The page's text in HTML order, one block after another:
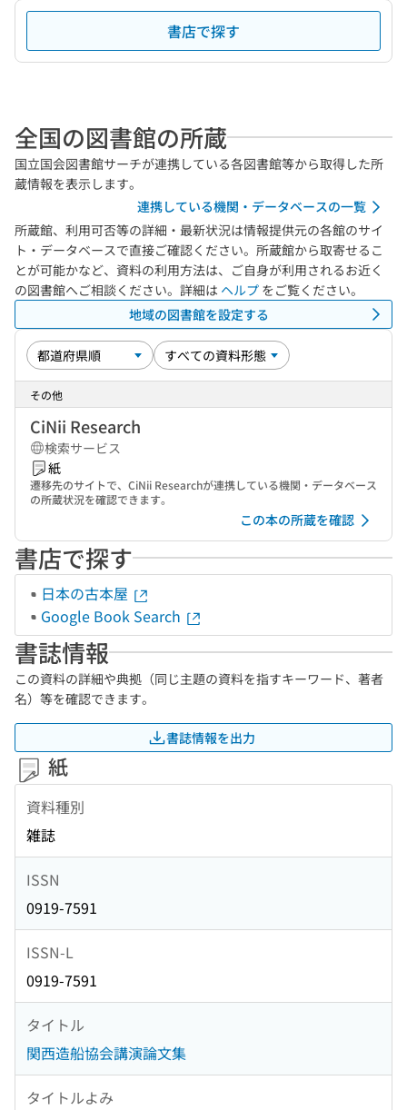
書店で探す
全国の図書館の所蔵
国立国会図書館サーチが連携している各図書館等から取得した所
蔵情報を表示します。
連携している機関・データベースの一覧
所蔵館、利用可否等の詳細・最新状況は情報提供元の各館のサイ
ト・データベースで直接ご確認ください。所蔵館から取寄せるこ
とが可能かなど、資料の利用方法は、ご自身が利用されるお近く
の図書館へご相談ください。詳細は ヘルプ をご覧ください。
地域の図書館を設定する
その他
CiNii Research
検索サービス
紙
遷移先のサイトで、CiNii Researchが連携している機関・データベース
の所蔵状況を確認できます。
この本の所蔵を確認
書店で探す
日本の古本屋
Google Book Search
書誌情報
この資料の詳細や典拠（同じ主題の資料を指すキーワード、著者
名）等を確認できます。
書誌情報を出力
紙
資料種別
雑誌
ISSN
0919-7591
ISSN-L
0919-7591
タイトル
関西造船協会講演論文集
タイトルよみ